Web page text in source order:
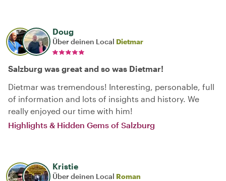
Doug
Über deinen Local Dietmar
Salzburg was great and so was Dietmar!
Dietmar was tremendous! Interesting, personable, full
of information and lots of insights and history. We
really enjoyed our time with him!
Highlights & Hidden Gems of Salzburg
Kristie
Über deinen Local Roman